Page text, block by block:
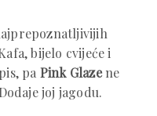
bijelo cvijeće i
pa Pink Glazene
joj jagodu.